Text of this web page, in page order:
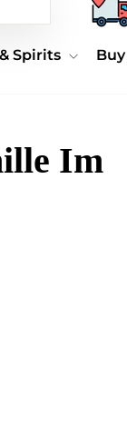
Search
& Spirits
Im